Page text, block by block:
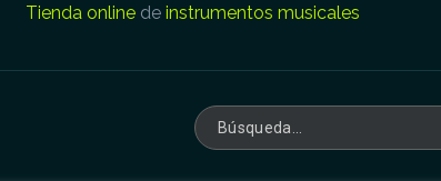
Tienda onlinede instrumentos musicales